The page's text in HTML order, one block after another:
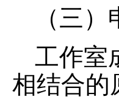
（三
工作室
相结合的